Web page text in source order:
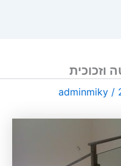
וזכוכית
adminmiky /